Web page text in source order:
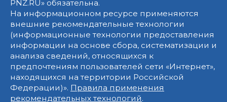
PNZ.RU» обязательна.
На информационном ресурсе применяются
внешние рекомендательные технологии
(информационные технологии предоставления
информации на основе сбора, систематизации и
анализа сведений, относящихся к
предпочтениям пользователей сети «Интернет»,
находящихся на территории Российской
Федерации)». Правила применения
рекомендательных технологий.